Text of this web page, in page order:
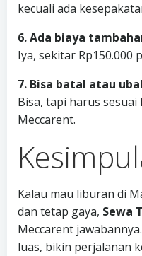
kecuali ada
6. Ada biaya
Iya, sekitar Rp150.000
7. Bisa batal atau
Bisa, tapi harus
Meccarent.
Kalau mau liburan di
dan tetap gaya, Sewa
Meccarent
luas, bikin perjalanan